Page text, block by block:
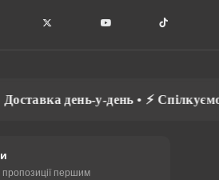
день • ⚡ Спілкуємось рідною
першим